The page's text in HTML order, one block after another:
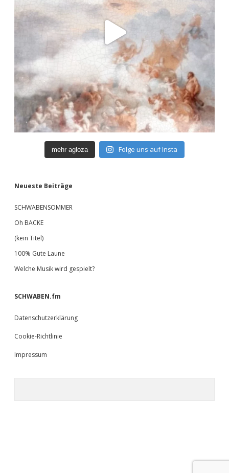
mehr agloza Folge uns auf Insta
Neueste Beiträge
SCHWABENSOMMER
Oh BACKE
(kein Titel)
100% Gute Laune
Welche Musik wird gespielt?
SCHWABEN.fm
Datenschutzerklärung
Cookie-Richtlinie
Impressum